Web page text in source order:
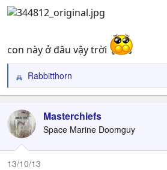
t
e
con này ở đâu vậy trời
R
e
c
t
i
o
n
Rabbitthorn
Masterchiefs
Space Marine Doomguy
13/10/13